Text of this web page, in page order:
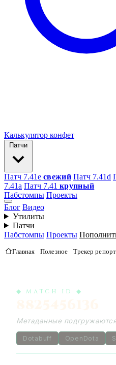
Калькулятор конфет
Патчи
Патч 7.41e свежий Патч 7.41d
7.41а Патч 7.41 крупный
Пабстомпы Проекты
Блог Видео
Утилиты
Патчи
Пабстомпы Проекты
Главная Полезное Трекер
◆ MATCH ID ◆
Метаданные
Dotabuff OpenDota